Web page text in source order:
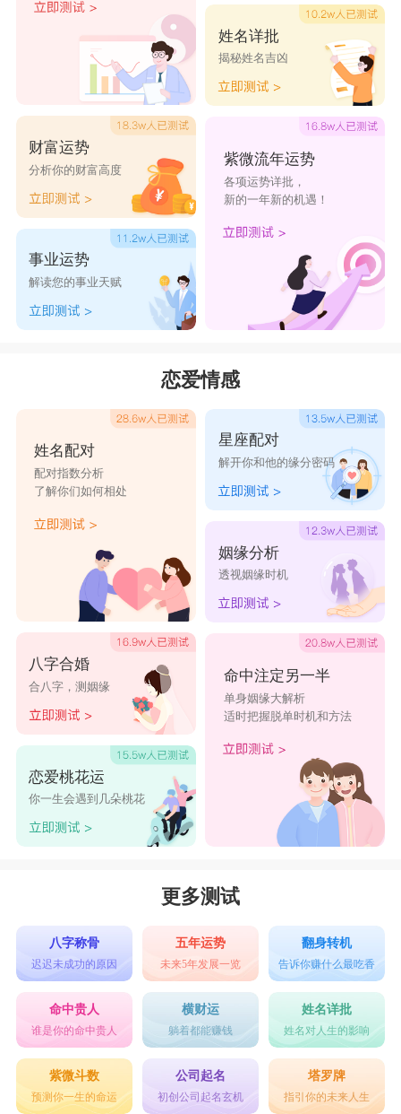
踩姑娘的小 别打我是酱
漠
友灵
得失守恒 暖风
葬忆 风一样的番
炫酷的腿毛 亚瑟瑟发抖 小学文化家
子
了
骑着蜗牛追 仰脸等巴掌 隐形的鸡翅
膀
时间煮雨我
加米
如果请深二 昭君出塞送
人头
财富运势
分析你的财富高度
事业运势
解读您的事业天赋
姓名详批
揭秘姓名吉凶
紫微流年运势
各项运势详批，
新的一年新的机遇！
恋爱情感
姓名配对
配对指数分析
了解你们如何相处
八字合婚
合八字，测姻缘
恋爱桃花运
你一生会遇到几朵桃花
星座配对
解开你和他的缘分密码
姻缘分析
透视姻缘时机
命中注定另一半
单身姻缘大解析
适时把握脱单时机和方法
更多测试
八字称骨
迟迟未成功的原因
五年运势
未来5年发展一览
翻身转机
告诉你赚什么最吃香
命中贵人
谁是你的命中贵人
横财运
躺着都能赚钱
姓名详批
姓名对人生的影响
紫微斗数
预测你一生的命运
公司起名
初创公司起名玄机
塔罗牌
指引你的未来人生